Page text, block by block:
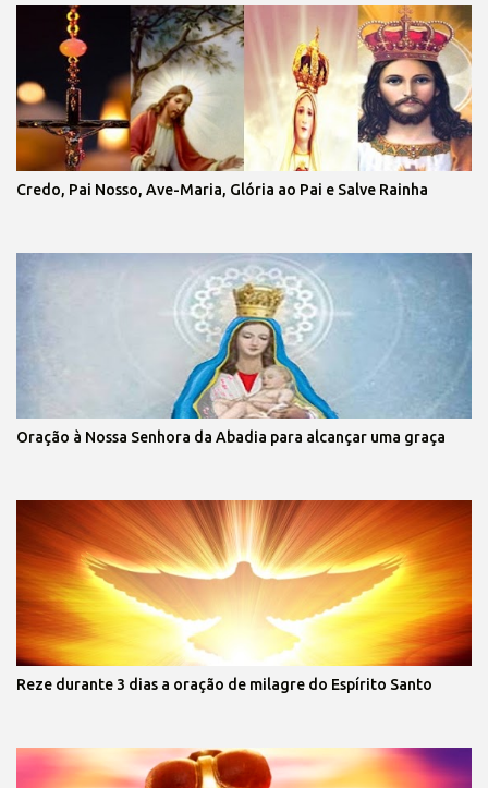
Credo, Pai Nosso, Ave-Maria, Glória ao Pai e Salve Rainha
Oração à Nossa Senhora da Abadia para alcançar uma graça
Reze durante 3 dias a oração de milagre do Espírito Santo